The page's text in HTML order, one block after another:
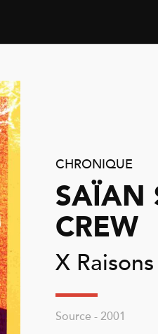
CHRONIQUE
SAÏAN
CREW
X Raisons
Source - 2001